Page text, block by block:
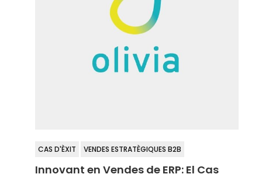
CAS D'ÈXIT VENDES ESTRATÈGIQUES B2B
Innovant en Vendes de ERP: El Cas